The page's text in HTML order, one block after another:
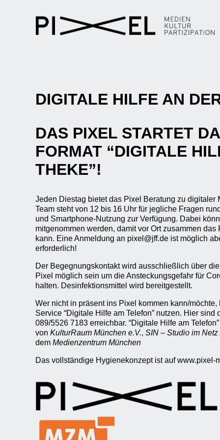
DIGITALE HILFE AN
DAS PIXEL STARTET
FORMAT “DIGITALE
THEKE”!
Jeden Diestag bietet das Pixel Beratung zu digitaler
Team steht von 12 bis 16 Uhr für jegliche Fragen
und Smartphone-Nutzung zur Verfügung. Dabei
mitgenommen werden, damit vor Ort zusammen
kann. Eine Anmeldung an pixel@jff.de ist möglich
erforderlich!
Der Begegnungskontakt wird ausschließlich über
Pixel möglich sein um die Ansteckungsgefahr für
halten. Desinfektionsmittel wird bereitgestellt.
Wer nicht in präsent ins Pixel kommen kann/möchte,
Service “Digitale Hilfe am Telefon” nutzen. Hier sind
089/5526 7183 erreichbar. “Digitale Hilfe am
von KulturRaum München e.V., SIN – Studio im Netz
dem Medienzentrum München
Das vollständige Hygienekonzept ist auf www.pixel-